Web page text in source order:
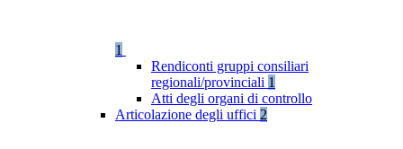
1
Rendiconti gruppi consiliari
regionali/provinciali 1
Atti degli organi di controllo
Articolazione degli uffici 2